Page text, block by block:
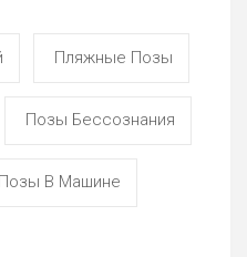
Пляжные Позы
Позы Бессознания
Позы В Машине